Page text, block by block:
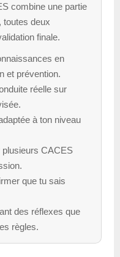
combine une partie
toutes deux
finale.
en
et prévention.
réelle sur
à ton niveau
CACES
que tu sais
des réflexes que
règles.